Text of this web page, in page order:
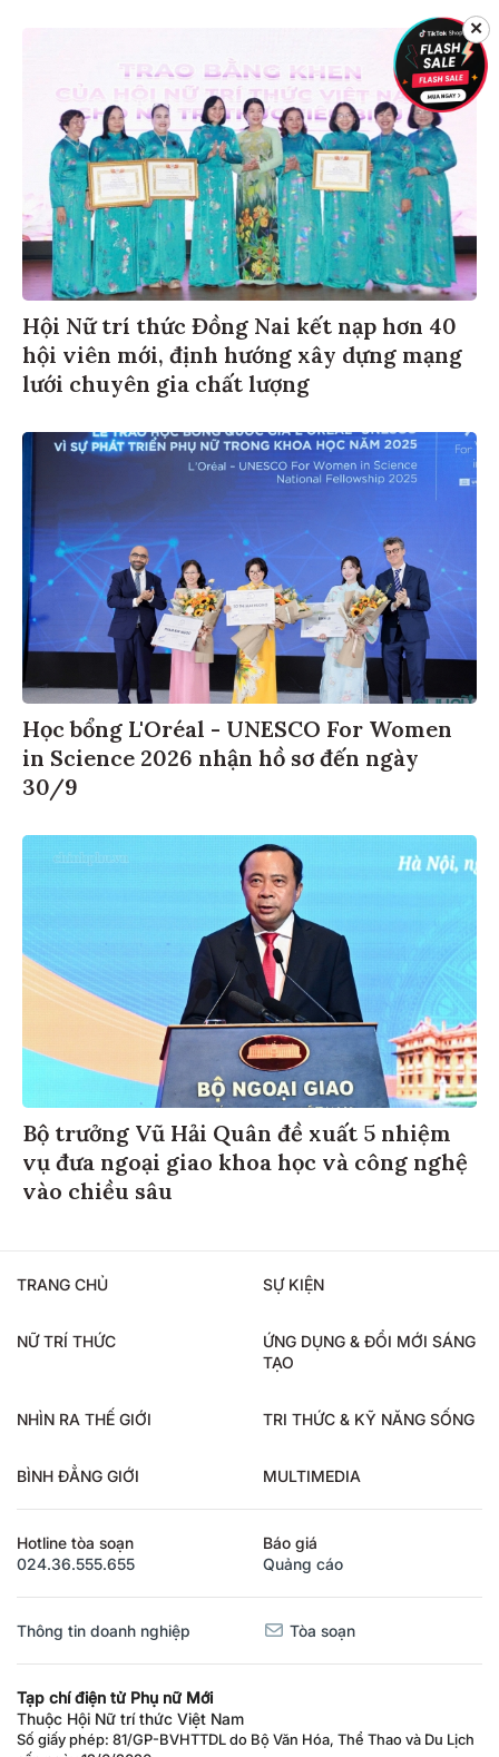
Hội Nữ trí thức Đồng Nai kết nạp hơn 40
hội viên mới, định hướng xây dựng mạng
lưới chuyên gia chất lượng
Học bổng L'Oréal - UNESCO For Women
in Science 2026 nhận hồ sơ đến ngày
30/9
Bộ trưởng Vũ Hải Quân đề xuất 5 nhiệm
vụ đưa ngoại giao khoa học và công nghệ
vào chiều sâu
TRANG CHỦ SỰ KIỆN
NỮ TRÍ THỨC
ỨNG DỤNG & ĐỔI MỚI SÁNG
TẠO
NHÌN RA THẾ GIỚI TRI THỨC & KỸ NĂNG SỐNG
BÌNH ĐẲNG GIỚI MULTIMEDIA
Hotline tòa soạn
024.36.555.655
Báo giá
Quảng cáo
Thông tin doanh nghiệp Tòa soạn
Tạp chí điện tử Phụ nữ Mới
Thuộc Hội Nữ trí thức Việt Nam
Số giấy phép: 81/GP-BVHTTDL do Bộ Văn Hóa, Thể Thao và Du Lịch
✕